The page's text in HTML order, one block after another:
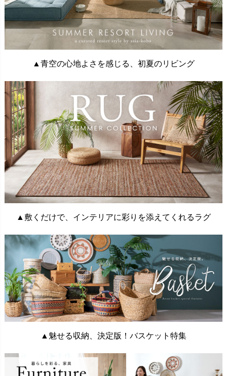
▲青空の心地よさを感じる、初夏のリビング
▲敷くだけで、インテリアに彩りを添えてくれるラグ
▲魅せる収納、決定版！バスケット特集